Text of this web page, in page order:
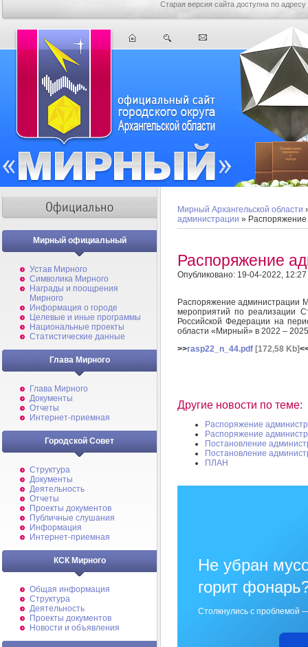
Старая версия сайта доступна по адресу
Мирный официальный
Устав Мирного
Символика Мирного
Награды и поощрения
Мирного
Информация о городе
Целевые и иные программы
Национальные проекты
Статистические данные
Глава Мирного
Глава Мирного
Документы
Отчеты
Интернет-приемная
Городской Совет
Структура
Документы
Деятельность
Отчеты
Проекты документов
Публичные слушания
Информация
Интернет-приемная
КСК Мирного
Общая информация
Структура
Деятельность
Проекты документов
Новости и объявления
Мирный Архангельской области
администрации »
Распоряжение
Опубликовано: 19-04-2022, 12:27
Распоряжение администрации
мероприятий по реализации
Российской Федерации на
области «Мирный» в 2022 –
>>rasp22_n_44.pdf [172,58 Kb]
Другие новости по теме:
Распоряжение
Распоряжение
Постановление
Постановление
ПЛАН
Не убран
горит
Столкнулись с проблемой